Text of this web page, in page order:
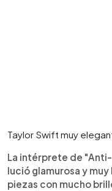
Taylor Swift muy
La intérprete de
lució glamurosa y
piezas con mucho